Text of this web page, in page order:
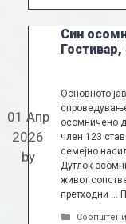
Син
01 Апр
2026
by
Основното
осомничено
член 123
семејно
Дутлок
живот
претходни …
Categories